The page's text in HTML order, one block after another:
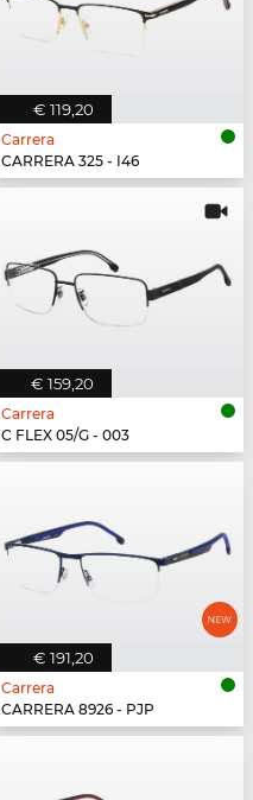
€ 119,20
Carrera
CARRERA 325 - I46
€ 159,20
Carrera
C FLEX 05/G - 003
€ 191,20
Carrera
CARRERA 8926 - PJP